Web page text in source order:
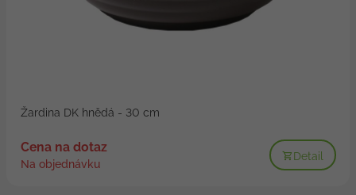
Žardina DK hnědá - 30 cm
Cena na dotaz
Na objednávku
Detail